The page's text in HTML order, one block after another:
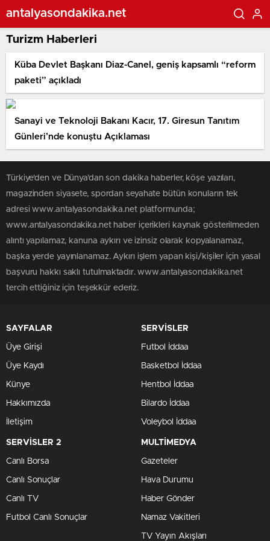
antalyasondakika.net
Turizm Haberleri
Küba Devlet Başkanı Diaz-Canel, geniş kapsamlı “reform
paketi” açıkladı
Sanayi ve Teknoloji Bakanı Kacır, 17. Giresun Tanıtım
Günleri’nde konuştu Açıklaması
Türkiye'den ve Dünya’dan son dakika haberler, köşe yazıları,
magazinden siyasete, spordan seyahate bütün konuların tek
adresi www.antalyasondakika.net platformunda;
www.antalyasondakika.net haber içerikleri kaynak gösterilmeden
alıntı yapılamaz, kanuna aykırı ve izinsiz olarak kopyalanamaz,
başka yerde yayınlanamaz. Aykırı işlem yapan kişi/kişiler için yasal
başvuru hakkı saklı tutulmaktadır. www.antalyasondakika.net
tercih ettiğiniz için teşekkür ederiz.
SAYFALAR
Üye Girişi
Üye Kaydı
Künye
Hakkımızda
İletişim
SERVİSLER
Futbol İddaa
Basketbol İddaa
Hentbol İddaa
Bilardo İddaa
Voleybol İddaa
SERVİSLER 2
Canlı Borsa
Canlı Sonuçlar
Canlı TV
Futbol Canlı Sonuçlar
MULTİMEDYA
Gazeteler
Hava Durumu
Haber Gönder
Namaz Vakitleri
TV Yayın Akışları